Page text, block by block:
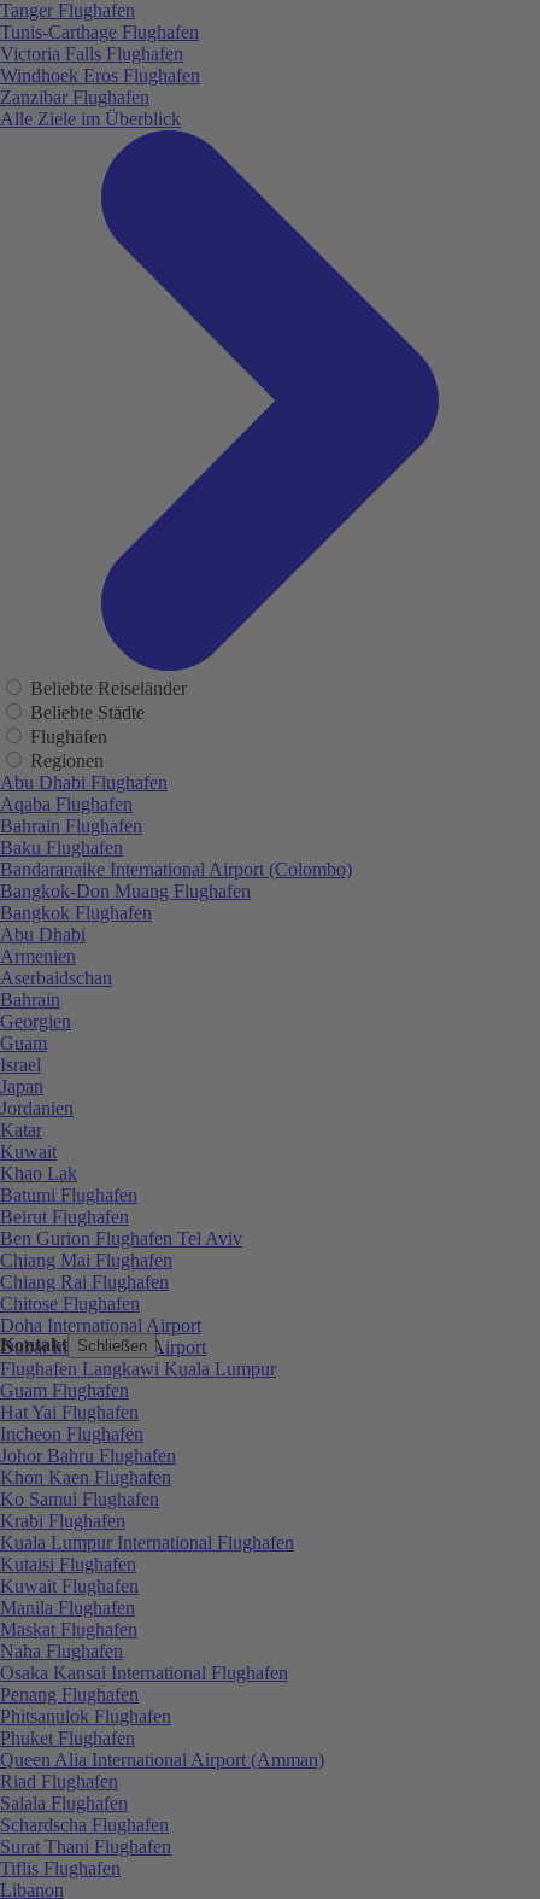
Kontakt Schließen
Tanger Flughafen
Tunis-Carthage Flughafen
Victoria Falls Flughafen
Windhoek Eros Flughafen
Zanzibar Flughafen
Alle Ziele im Überblick
Beliebte Reiseländer
Beliebte Städte
Flughäfen
Regionen
Abu Dhabi Flughafen
Aqaba Flughafen
Bahrain Flughafen
Baku Flughafen
Bandaranaike International Airport (Colombo)
Bangkok-Don Muang Flughafen
Bangkok Flughafen
Abu Dhabi
Armenien
Aserbaidschan
Bahrain
Georgien
Guam
Israel
Japan
Jordanien
Katar
Kuwait
Khao Lak
Batumi Flughafen
Beirut Flughafen
Ben Gurion Flughafen Tel Aviv
Chiang Mai Flughafen
Chiang Rai Flughafen
Chitose Flughafen
Doha International Airport
Dubai International Airport
Flughafen Langkawi Kuala Lumpur
Guam Flughafen
Hat Yai Flughafen
Incheon Flughafen
Johor Bahru Flughafen
Khon Kaen Flughafen
Ko Samui Flughafen
Krabi Flughafen
Kuala Lumpur International Flughafen
Kutaisi Flughafen
Kuwait Flughafen
Manila Flughafen
Maskat Flughafen
Naha Flughafen
Osaka Kansai International Flughafen
Penang Flughafen
Phitsanulok Flughafen
Phuket Flughafen
Queen Alia International Airport (Amman)
Riad Flughafen
Salala Flughafen
Schardscha Flughafen
Surat Thani Flughafen
Tiflis Flughafen
Libanon